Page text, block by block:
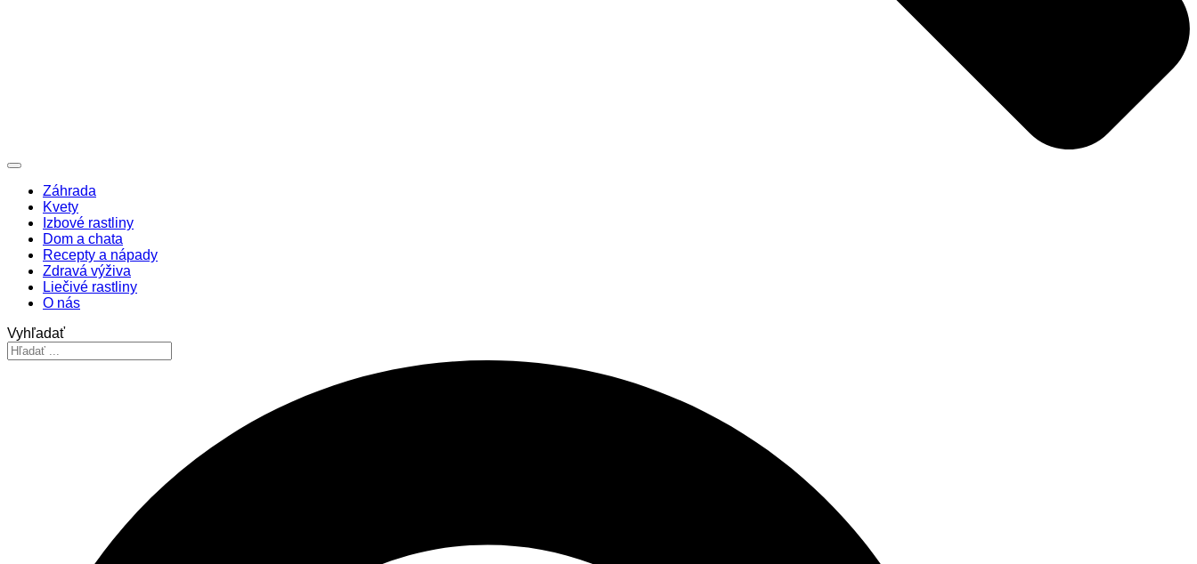
Záhrada
Kvety
Izbové rastliny
Dom a chata
Recepty a nápady
Zdravá výživa
Liečivé rastliny
O nás
Vyhľadať